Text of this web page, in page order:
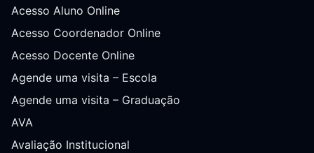
Acesso Aluno Online
Acesso Coordenador Online
Acesso Docente Online
Agende uma visita – Escola
Agende uma visita – Graduação
AVA
Avaliação Institucional